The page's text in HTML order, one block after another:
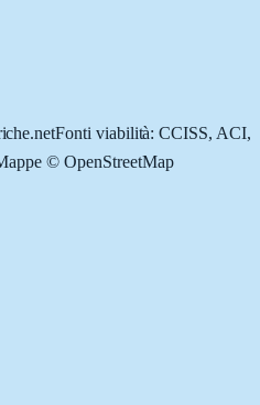
Fonti viabilità: CCISS, ACI,
© OpenStreetMap